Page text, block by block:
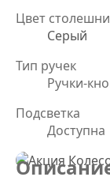
Цвет
Серый
Тип ручек
Ручки-
Подсветка
Доступна